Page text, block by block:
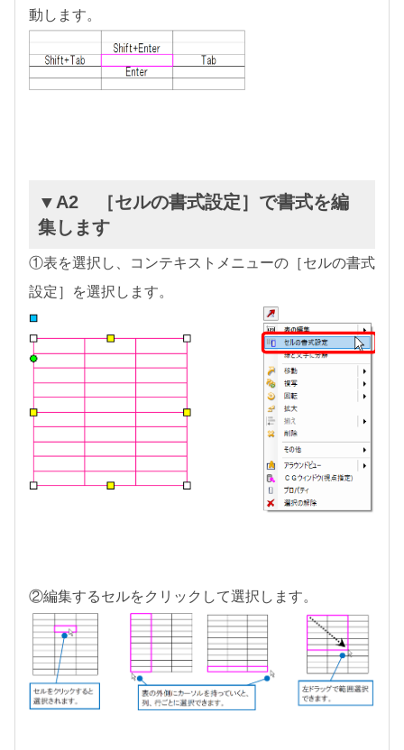
動します。
▼A2 ［セルの書式設定］で書式を編
集します
①表を選択し、コンテキストメニューの［セルの書式
設定］を選択します。
②編集するセルをクリックして選択します。